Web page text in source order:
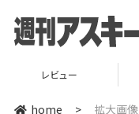
レビュー
home > 拡大画像